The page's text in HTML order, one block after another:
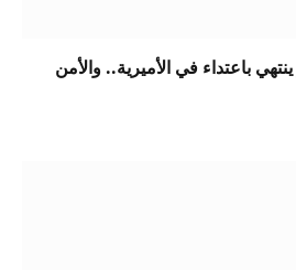
باعتداء في الأميرية.. والأمن